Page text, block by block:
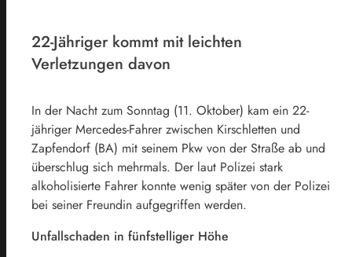
22-Jähriger kommt mit leichten
Verletzungen davon
In der Nacht zum Sonntag (11. Oktober) kam ein 22-
jähriger Mercedes-Fahrer zwischen Kirschletten und
Zapfendorf (BA) mit seinem Pkw von der Straße ab und
überschlug sich mehrmals. Der laut Polizei stark
alkoholisierte Fahrer konnte wenig später von der Polizei
bei seiner Freundin aufgegriffen werden.
Unfallschaden in fünfstelliger Höhe